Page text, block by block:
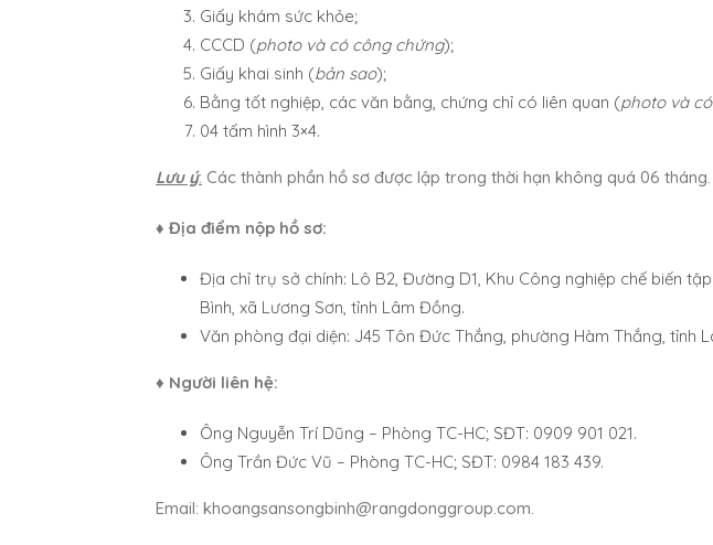
Giấy khám sức khỏe;
CCCD (photo và có công chứng);
Giấy khai sinh (bản sao);
Bằng tốt nghiệp, các văn bằng, chứng chỉ có liên quan (photo và
04 tấm hình 3×4.
Lưu ý: Các thành phần hồ sơ được lập trong thời hạn không quá 06 tháng.
♦ Địa điểm nộp hồ sơ:
Địa chỉ trụ sở chính: Lô B2, Đường D1, Khu Công nghiệp chế biến
Bình, xã Lương Sơn, tỉnh Lâm Đồng.
Văn phòng đại diện: J45 Tôn Đức Thắng, phường Hàm Thắng, tỉnh
♦ Người liên hệ:
Ông Nguyễn Trí Dũng – Phòng TC-HC; SĐT: 0909 901 021.
Ông Trần Đức Vũ – Phòng TC-HC; SĐT: 0984 183 439.
Email: khoangsansongbinh@rangdonggroup.com.